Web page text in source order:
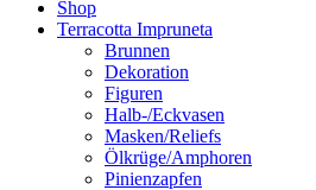
Shop
Terracotta Impruneta
Brunnen
Dekoration
Figuren
Halb-/Eckvasen
Masken/Reliefs
Ölkrüge/Amphoren
Pinienzapfen